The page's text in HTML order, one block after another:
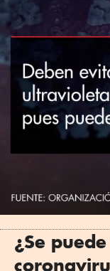
¿Se